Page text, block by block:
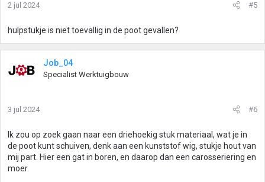
2 jul 2024 #5
hulpstukje is niet toevallig in de poot gevallen?
Job_04
Specialist Werktuigbouw
3 jul 2024 #6
Ik zou op zoek gaan naar een driehoekig stuk materiaal, wat je in
de poot kunt schuiven, denk aan een kunststof wig, stukje hout van
mij part. Hier een gat in boren, en daarop dan een carosseriering en
moer.